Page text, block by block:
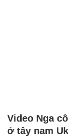
Video Nga
ở tây nam